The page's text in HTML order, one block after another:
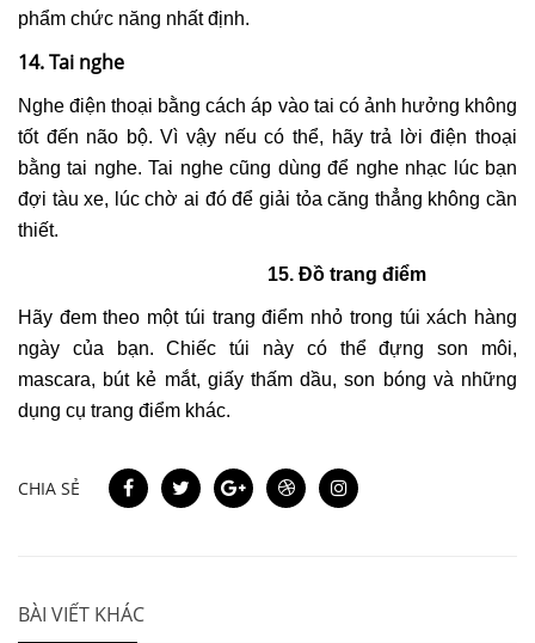
phẩm chức năng nhất định.
14. Tai nghe
Nghe điện thoại bằng cách áp vào tai có ảnh hưởng không
tốt đến não bộ. Vì vậy nếu có thể, hãy trả lời điện thoại
bằng tai nghe. Tai nghe cũng dùng để nghe nhạc lúc bạn
đợi tàu xe, lúc chờ ai đó để giải tỏa căng thẳng không cần
thiết.
15. Đồ trang điểm
Hãy đem theo một túi trang điểm nhỏ trong túi xách hàng
ngày của bạn. Chiếc túi này có thể đựng son môi,
mascara, bút kẻ mắt, giấy thấm dầu, son bóng và những
dụng cụ trang điểm khác.
CHIA SẺ
BÀI VIẾT KHÁC